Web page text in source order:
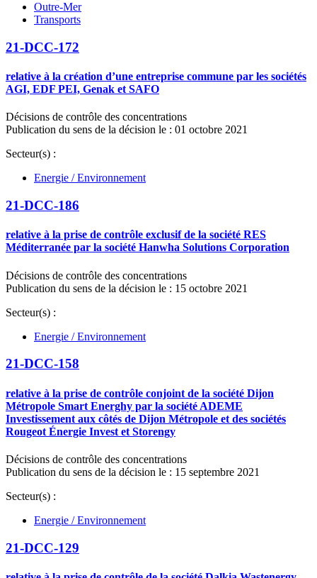
Outre-Mer
Transports
21-DCC-172
relative à la création d’une entreprise commune par les sociétés
AGI, EDF PEI, Genak et SAFO
Décisions de contrôle des concentrations
Publication du sens de la décision le : 01 octobre 2021
Secteur(s) :
Energie / Environnement
21-DCC-186
relative à la prise de contrôle exclusif de la société RES
Méditerranée par la société Hanwha Solutions Corporation
Décisions de contrôle des concentrations
Publication du sens de la décision le : 15 octobre 2021
Secteur(s) :
Energie / Environnement
21-DCC-158
relative à la prise de contrôle conjoint de la société Dijon
Métropole Smart Energhy par la société ADEME
Investissement aux côtés de Dijon Métropole et des sociétés
Rougeot Énergie Invest et Storengy
Décisions de contrôle des concentrations
Publication du sens de la décision le : 15 septembre 2021
Secteur(s) :
Energie / Environnement
21-DCC-129